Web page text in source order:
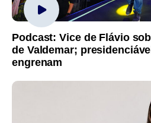
Podcast: Vice de Flávio
de Valdemar;
engrenam